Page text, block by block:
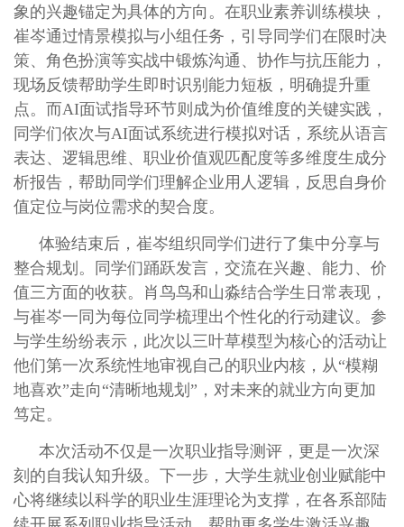
象的兴趣锚定为具体的方向。在职业素养训练模块，
崔岑通过情景模拟与小组任务，引导同学们在限时决
策、角色扮演等实战中锻炼沟通、协作与抗压能力，
现场反馈帮助学生即时识别能力短板，明确提升重
点。而AI面试指导环节则成为价值维度的关键实践，
同学们依次与AI面试系统进行模拟对话，系统从语言
表达、逻辑思维、职业价值观匹配度等多维度生成分
析报告，帮助同学们理解企业用人逻辑，反思自身价
值定位与岗位需求的契合度。
体验结束后，崔岑组织同学们进行了集中分享与
整合规划。同学们踊跃发言，交流在兴趣、能力、价
值三方面的收获。肖鸟鸟和山淼结合学生日常表现，
与崔岑一同为每位同学梳理出个性化的行动建议。参
与学生纷纷表示，此次以三叶草模型为核心的活动让
他们第一次系统性地审视自己的职业内核，从“模糊
地喜欢”走向“清晰地规划”，对未来的就业方向更加
笃定。
本次活动不仅是一次职业指导测评，更是一次深
刻的自我认知升级。下一步，大学生就业创业赋能中
心将继续以科学的职业生涯理论为支撑，在各系部陆